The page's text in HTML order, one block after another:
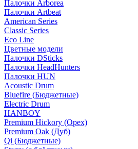
Палочки Arborea
Палочки Artbeat
American Series
Classic Series
Eco Line
Цветные модели
Палочки DSticks
Палочки HeadHunters
Палочки HUN
Acoustic Drum
Bluefire (Бюджетные)
Electric Drum
HANBOY
Premium Hickory (Орех)
Premium Oak (Дуб)
Qi (Бюджетные)